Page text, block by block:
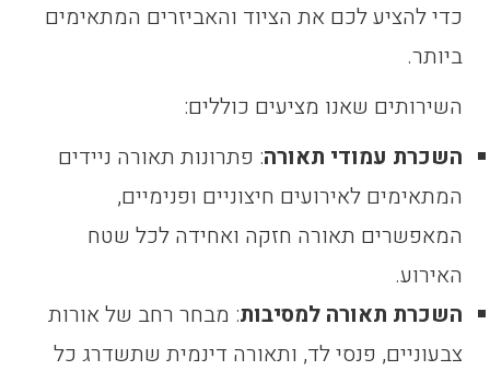
כדי להציע לכם את הציוד והאביזרים המתאימים
ביותר.
השירותים שאנו מציעים כוללים:
השכרת עמודי תאורה: פתרונות תאורה ניידים
המתאימים לאירועים חיצוניים ופנימיים,
המאפשרים תאורה חזקה ואחידה לכל שטח
האירוע.
השכרת תאורה למסיבות: מבחר רחב של אורות
צבעוניים, פנסי לד, ותאורה דינמית שתשדרג כל